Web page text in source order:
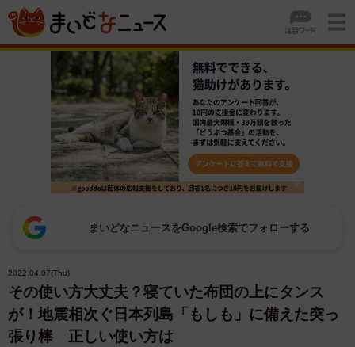
まいどなニュースをGoogle検索でフォローする
2022.04.07(Thu)
その使い方大丈夫？寝ていた布団の上にタンス
が！地震相次ぐ日本列島「もしも」に備えた突っ
張り棒 正しい使い方は